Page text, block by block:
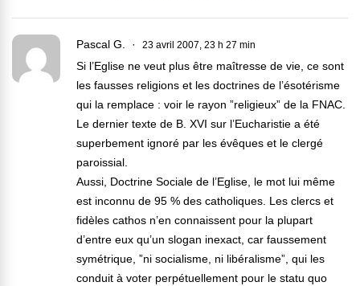
Pascal G. 23 avril 2007, 23 h 27 min
Si l’Eglise ne veut plus être maîtresse de vie, ce sont
les fausses religions et les doctrines de l’ésotérisme
qui la remplace : voir le rayon ”religieux” de la FNAC.
Le dernier texte de B. XVI sur l’Eucharistie a été
superbement ignoré par les évêques et le clergé
paroissial.
Aussi, Doctrine Sociale de l’Eglise, le mot lui même
est inconnu de 95 % des catholiques. Les clercs et
fidèles cathos n’en connaissent pour la plupart
d’entre eux qu’un slogan inexact, car faussement
symétrique, ”ni socialisme, ni libéralisme”, qui les
conduit à voter perpétuellement pour le statu quo